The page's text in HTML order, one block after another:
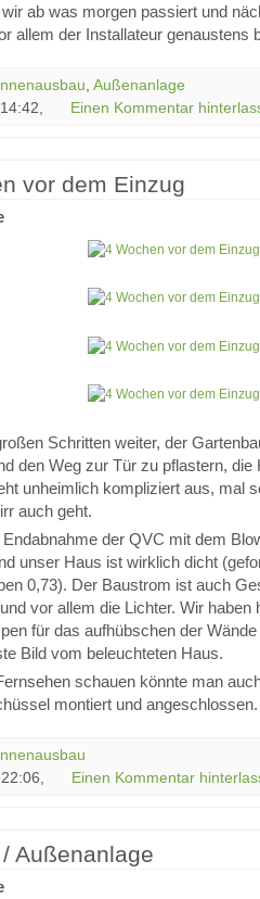
ab was morgen passiert und
allem der Installateur genaustens
Außenanlage
Einen Kommentar
vor dem Einzug
Schritten weiter, der
den Weg zur Tür zu pflastern,
unheimlich kompliziert aus, mal
auch geht.
der QVC mit dem
unser Haus ist wirklich dicht
0,73). Der Baustrom ist auch
vor allem die Lichter. Wir haben
für das aufhübschen der
Bild vom beleuchteten Haus.
schauen könnte man
montiert und angeschlossen.
Einen Kommentar
Außenanlage